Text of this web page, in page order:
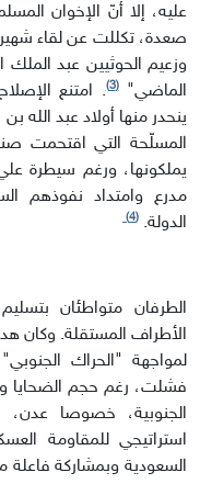
عليه، إلا أنّ الإخوان
صعدة، تكللت عن لقاء
الماضي"(3)
. امتنع
ينحدر منها أولاد عبد الله
المسلّحة التي اقتحمت
يملكونها، ورغم سيطرة
مدرع وامتداد نفوذهم
الدولة. (4)
الطرفان متواطئان
الأطراف المستقلة. وكان
لمواجهة "الحراك
فشلت، رغم حجم الضحايا
الجنوبية، خصوصا
استراتيجي للمقاومة
السعودية وبمشاركة فاعلة